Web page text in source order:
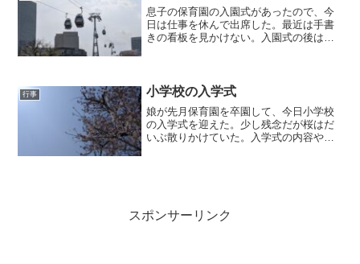
息子の保育園の入園式があったので、今
日は仕事を休んで出席した。最近は手書
きの看板を見かけない。入園式の後は、
リキュアの映画を）鑑賞し...
行事 小学校の入学式
娘が先月保育園を卒園して、今日小学校
の入学式を迎えた。少し残念だが桜はだ
いぶ散りかけていた。入学式の内容や、
スポンサーリンク